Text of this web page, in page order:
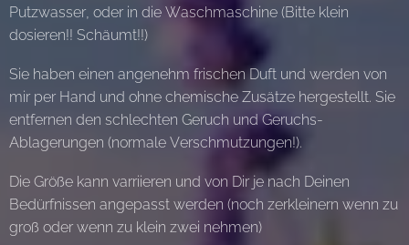
Putzwasser, oder in die Waschmaschine (Bitte klein
dosieren!! Schäumt!!)
Sie haben einen angenehm frischen Duft und werden von
mir per Hand und ohne chemische Zusätze hergestellt. Sie
entfernen den schlechten Geruch und Geruchs-
Ablagerungen (normale Verschmutzungen!).
Die Größe kann varriieren und von Dir je nach Deinen
Bedürfnissen angepasst werden (noch zerkleinern wenn zu
groß oder wenn zu klein zwei nehmen)